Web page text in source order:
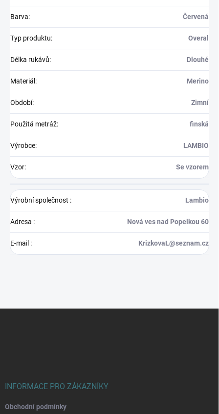
Barva: Červená
Typ produktu: Overal
Délka rukávů: Dlouhé
Materiál : Merino
Období: Zimní
Použitá metráž: finská
Výrobce: LAMBIO
Vzor: Se vzorem
Výrobní společnost : Lambio
Adresa : Nová ves nad Popelkou 60
E-mail : KrizkovaL@seznam.cz
INFORMACE PRO ZÁKAZNÍKY
Obchodní podmínky